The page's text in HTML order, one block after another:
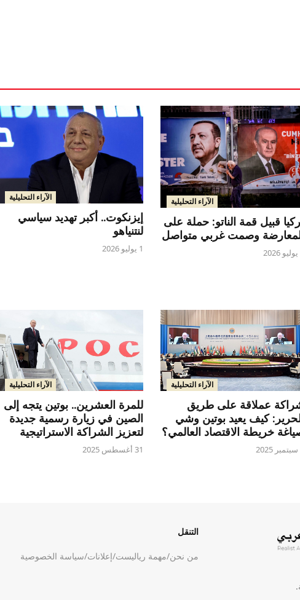
الآراء التحليلية
قبيل قمة الناتو: حملة على
وصمت غربي متواصل
الآراء التحليلية
إيزنكوت.. أكبر تهديد سياسي
لنتنياهو
1 يوليو 2026
الآراء التحليلية
عملاقة على طريق
كيف يعيد بوتين وشي
خريطة الاقتصاد العالمي؟
الآراء التحليلية
للمرة العشرين.. بوتين يتجه إلى
الصين في زيارة رسمية جديدة
لتعزيز الشراكة الاستراتيجية
31 أغسطس 2025
التنقل
من نحن/مهمة رياليست/إعلانات/سياسة الخصوصية